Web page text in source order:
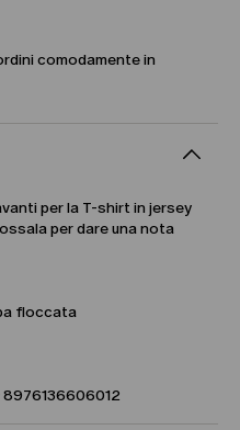
comodamente in
per la T-shirt in jersey
per dare una nota
floccata